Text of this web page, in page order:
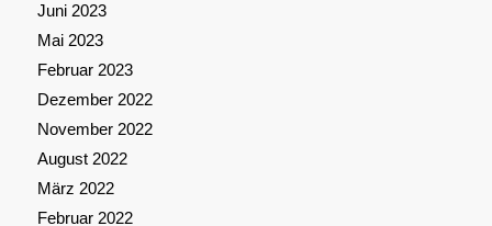
Juni 2023
Mai 2023
Februar 2023
Dezember 2022
November 2022
August 2022
März 2022
Februar 2022